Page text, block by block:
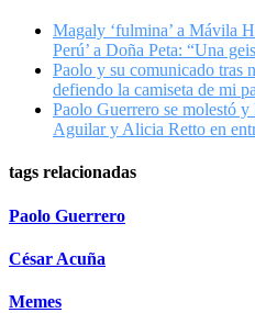
Magaly ‘fulmina’ a Mávila
Perú’ a Doña Peta: “Una
Paolo y su comunicado tras
defiendo la camiseta de mi
Paolo Guerrero se molestó
Aguilar y Alicia Retto en
tags relacionadas
Paolo Guerrero
César Acuña
Memes